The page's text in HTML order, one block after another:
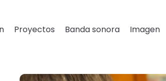
Proyectos Banda sonora Imagen